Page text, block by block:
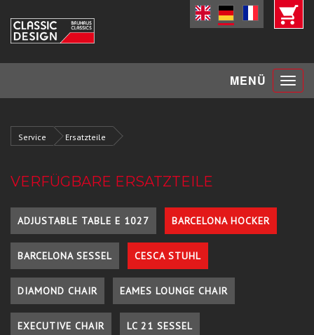
MENÜ Toggle
Service Ersatzteile
VERFÜGBARE ERSATZTEILE
ADJUSTABLE TABLE E 1027 BARCELONA HOCKER
BARCELONA SESSEL CESCA STUHL
DIAMOND CHAIR EAMES LOUNGE CHAIR
EXECUTIVE CHAIR LC 21 SESSEL